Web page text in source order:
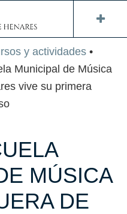
y actividades •
Municipal de Música
vive su primera
MÚSICA
DE